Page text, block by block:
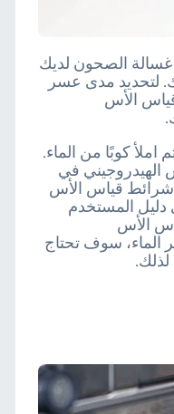
غسالة الصحون لديك
لتحديد مدى عسر
الأس
املأ كوبًا من الماء.
في
شرائط قياس الأس
دليل المستخدم
الأس
الماء، سوف تحتاج
لذلك.